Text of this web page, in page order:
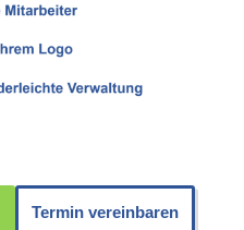
Termin vereinbaren